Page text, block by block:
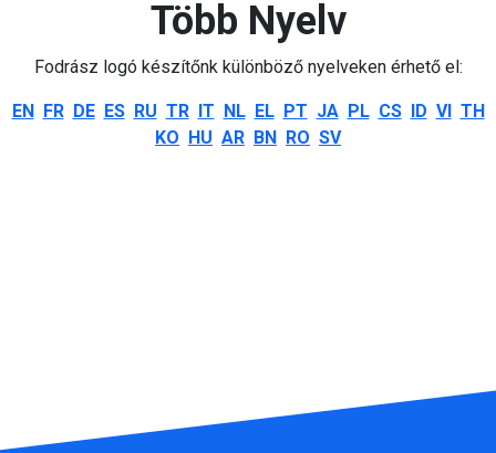
Több Nyelv
Fodrász logó készítőnk különböző nyelveken érhető el:
EN FR DE ES RU TR IT NL EL PT JA PL CS ID VI TH
KO HU AR BN RO SV